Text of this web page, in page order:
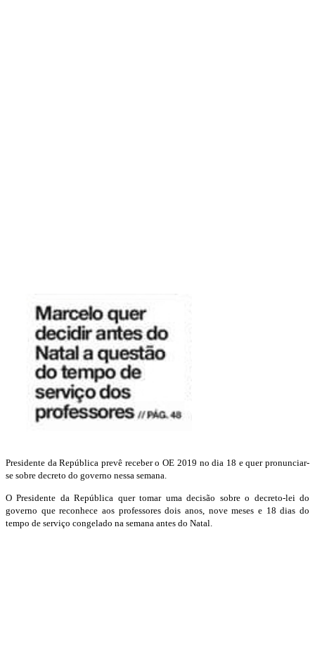
Presidente da República prevê receber o OE 2019 no dia 18 e quer pronunciar-
se sobre decreto do governo nessa semana.
O Presidente da República quer tomar uma decisão sobre o decreto-lei do
governo que reconhece aos professores dois anos, nove meses e 18 dias do
tempo de serviço congelado na semana antes do Natal.